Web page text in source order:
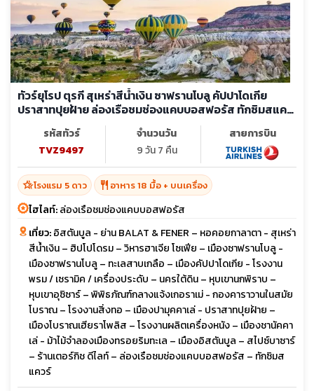
ทัวร์ยุโรป ตุรกี สุเหร่าสีน้ำเงิน ซาฟรานโบลู คัปปาโดเกีย
ปราสาทปุยฝ้าย ล่องเรือชมช่องแคบบอสฟอรัส ทักซิมสแคว
รหัสทัวร์
TVZ9497
จำนวนวัน
9 วัน 7 คืน
สายการบิน
hotel_classโรงแรม 5 ดาว restaurant อาหาร 18 มื้อ + บนเครื่อง
ไฮไลท์:ล่องเรือชมช่องแคบบอสฟอรัส
เที่ยว:อิสตันบูล - ย่าน BALAT & FENER – หอคอยกาลาตา - สุเหร่า
สีน้ำเงิน – ฮิปโปโดรม – วิหารฮาเจีย โซเฟีย – เมืองซาฟรานโบลู -
เมืองซาฟรานโบลู – ทะเลสาบเกลือ – เมืองคัปปาโดเกีย - โรงงาน
พรม / เซรามิค / เครื่องประดับ – นครใต้ดิน – หุบเขานกพิราบ –
หุบเขาอุซิซาร์ – พิพิธภัณฑ์กลางแจ้งเกอราเม่ - กองคาราวานในสมัย
โบราณ – โรงงานสิ่งทอ – เมืองปามุคคาเล่ - ปราสาทปุยฝ้าย –
เมืองโบราณเฮียราโพลิส – โรงงานผลิตเครื่องหนัง – เมืองชานัคคา
เล่ - ม้าไม้จำลองเมืองทรอยริมทะเล – เมืองอิสตันบูล – สไปซ์บาซาร์
– ร้านเตอร์กิช ดีไลท์ – ล่องเรือชมช่องแคบบอสฟอรัส – ทักซิมส
แควร์